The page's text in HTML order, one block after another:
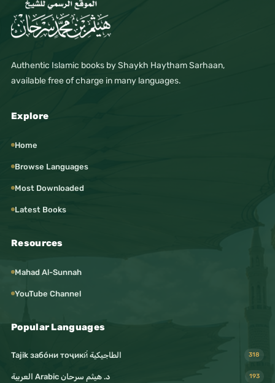
Authentic Islamic books by Shaykh Haytham Sarhaan,
available free of charge in many languages.
Explore
Home
Browse Languages
Most Downloaded
Latest Books
Resources
Mahad Al-Sunnah
YouTube Channel
Popular Languages
Tajik забо́ни тоҷикӣ́ الطاجيكية 318
د. هيثم سرحان Arabic العربية 193